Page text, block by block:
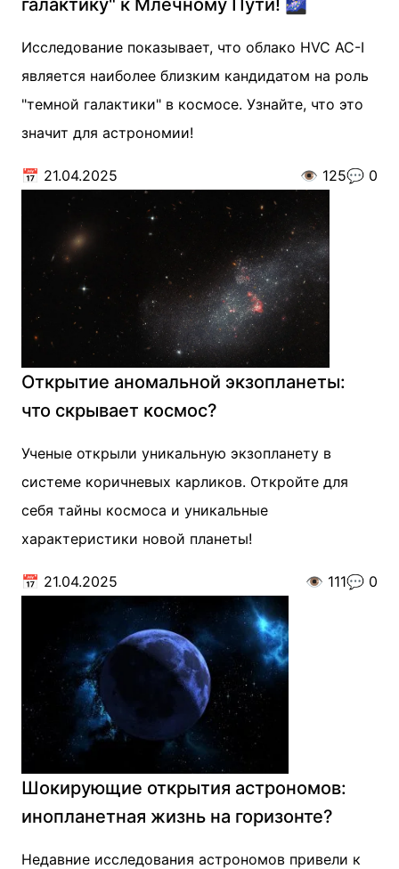
галактику" к Млечному Пути! 🌌
Исследование показывает, что облако HVC AC-I
является наиболее близким кандидатом на роль
"темной галактики" в космосе. Узнайте, что это
значит для астрономии!
📅 21.04.2025 👁️ 125💬 0
Открытие аномальной экзопланеты:
что скрывает космос?
Ученые открыли уникальную экзопланету в
системе коричневых карликов. Откройте для
себя тайны космоса и уникальные
характеристики новой планеты!
📅 21.04.2025 👁️ 111💬 0
Шокирующие открытия астрономов:
инопланетная жизнь на горизонте?
Недавние исследования астрономов привели к